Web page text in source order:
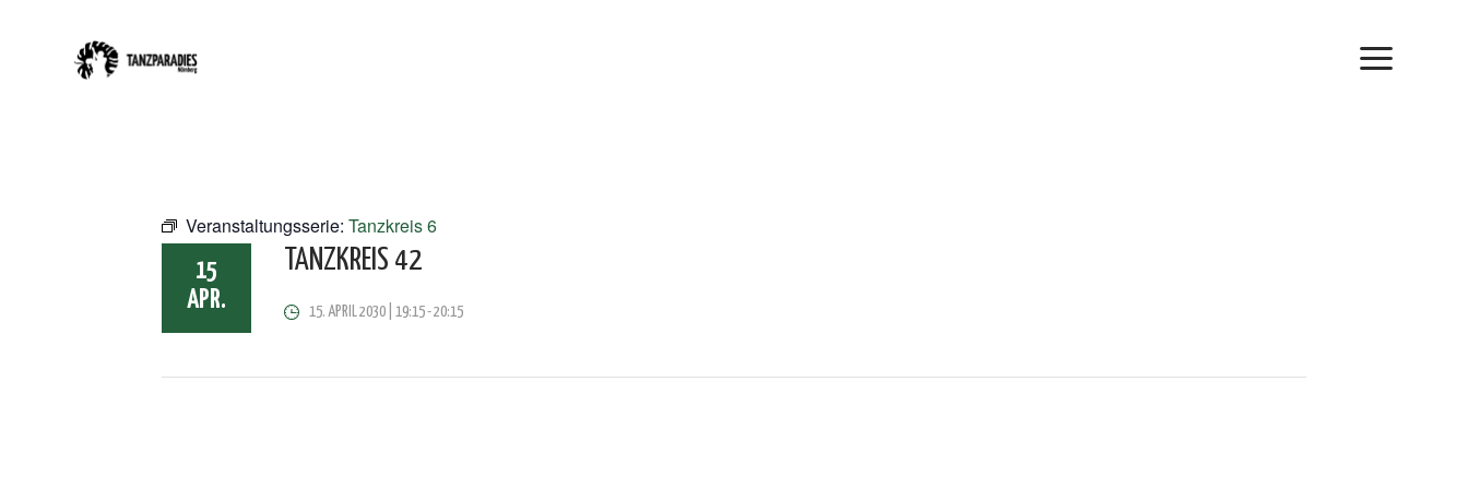
Veranstaltungsserie: Tanzkreis 6
15
APR.
TANZKREIS 42
15. APRIL 2030 | 19:15-20:15